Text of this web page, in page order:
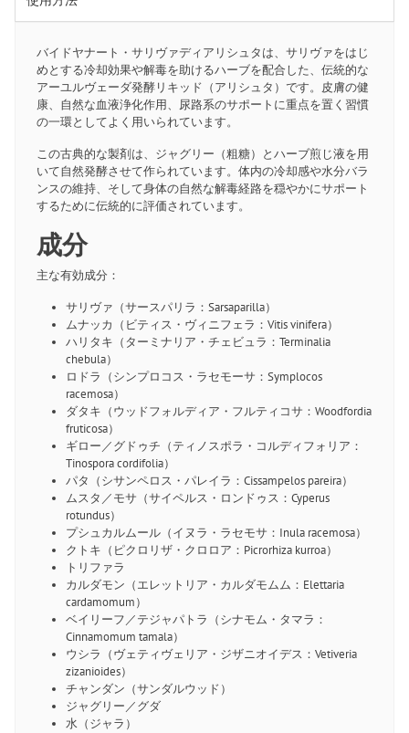
バイドヤナート・サリヴァディアリシュタは、サリヴァをはじ
めとする冷却効果や解毒を助けるハーブを配合した、伝統的な
アーユルヴェーダ発酵リキッド（アリシュタ）です。皮膚の健
康、自然な血液浄化作用、尿路系のサポートに重点を置く習慣
の一環としてよく用いられています。
この古典的な製剤は、ジャグリー（粗糖）とハーブ煎じ液を用
いて自然発酵させて作られています。体内の冷却感や水分バラ
ンスの維持、そして身体の自然な解毒経路を穏やかにサポート
するために伝統的に評価されています。
成分
主な有効成分：
サリヴァ（サースパリラ：Sarsaparilla）
ムナッカ（ビティス・ヴィニフェラ：Vitis vinifera）
ハリタキ（ターミナリア・チェビュラ：Terminalia
chebula）
ロドラ（シンプロコス・ラセモーサ：Symplocos
racemosa）
ダタキ（ウッドフォルディア・フルティコサ：Woodfordia
fruticosa）
ギロー／グドゥチ（ティノスポラ・コルディフォリア：
Tinospora cordifolia）
パタ（シサンペロス・パレイラ：Cissampelos pareira）
ムスタ／モサ（サイペルス・ロンドゥス：Cyperus
rotundus）
プシュカルムール（イヌラ・ラセモサ：Inula racemosa）
クトキ（ピクロリザ・クロロア：Picrorhiza kurroa）
トリファラ
カルダモン（エレットリア・カルダモムム：Elettaria
cardamomum）
ベイリーフ／テジャパトラ（シナモム・タマラ：
Cinnamomum tamala）
ウシラ（ヴェティヴェリア・ジザニオイデス：Vetiveria
zizanioides）
チャンダン（サンダルウッド）
ジャグリー／グダ
水（ジャラ）